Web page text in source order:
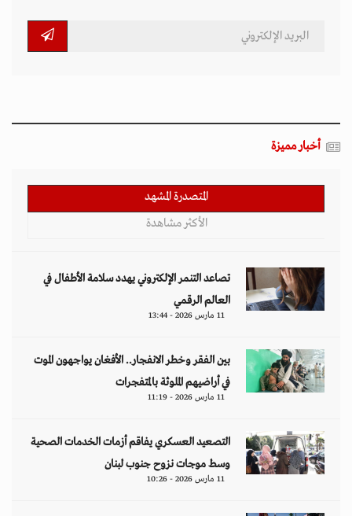
أخبار مميزة
المتصدرة المشهد
الأكثر مشاهدة
تصاعد التنمر الإلكتروني يهدد سلامة الأطفال في
العالم الرقمي
11 مارس 2026 - 13:44
بين الفقر وخطر الانفجار.. الأفغان يواجهون الموت
في أراضيهم الملوثة بالمتفجرات
11 مارس 2026 - 11:19
التصعيد العسكري يفاقم أزمات الخدمات الصحية
وسط موجات نزوح جنوب لبنان
11 مارس 2026 - 10:26